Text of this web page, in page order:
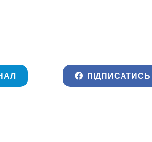
ПІДПИСАТИСЬ